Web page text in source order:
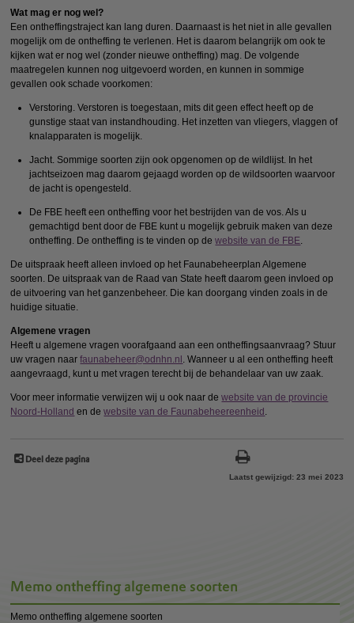
Wat mag er nog wel?
Een ontheffingstraject kan lang duren. Daarnaast is het niet in alle gevallen
mogelijk om de ontheffing te verlenen. Het is daarom belangrijk om ook te
kijken wat er nog wel (zonder nieuwe ontheffing) mag. De volgende
maatregelen kunnen nog uitgevoerd worden, en kunnen in sommige
gevallen ook schade voorkomen:
Verstoring. Verstoren is toegestaan, mits dit geen effect heeft op de
gunstige staat van instandhouding. Het inzetten van vliegers, vlaggen of
knalapparaten is mogelijk.
Jacht. Sommige soorten zijn ook opgenomen op de wildlijst. In het
jachtseizoen mag daarom gejaagd worden op de wildsoorten waarvoor
de jacht is opengesteld.
De FBE heeft een ontheffing voor het bestrijden van de vos. Als u
gemachtigd bent door de FBE kunt u mogelijk gebruik maken van deze
ontheffing. De ontheffing is te vinden op dewebsite van de FBE.
De uitspraak heeft alleen invloed op het Faunabeheerplan Algemene
soorten. De uitspraak van de Raad van State heeft daarom geen invloed op
de uitvoering van het ganzenbeheer. Die kan doorgang vinden zoals in de
huidige situatie.
Algemene vragen
Heeft u algemene vragen voorafgaand aan een ontheffingsaanvraag? Stuur
uw vragen naarfaunabeheer@odnhn.nl . Wanneer u al een ontheffing heeft
aangevraagd, kunt u met vragen terecht bij de behandelaar van uw zaak.
Voor meer informatie verwijzen wij u ook naar dewebsite van de provincie
Noord-Holland en dewebsite van de Faunabeheereenheid .
Deel deze pagina
Laatst gewijzigd: 23 mei 2023
Memo ontheffing algemene soorten
Memo ontheffing algemene soorten